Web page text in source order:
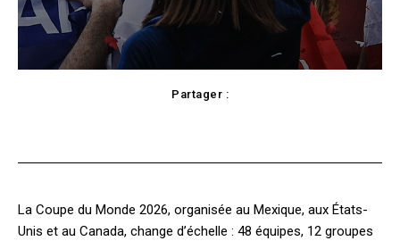
Partager :
La Coupe du Monde 2026, organisée au Mexique, aux États-
Unis et au Canada, change d’échelle : 48 équipes, 12 groupes